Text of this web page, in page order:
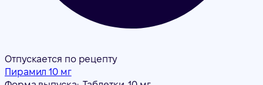
Отпускается по рецепту
Пирамил 10 мг